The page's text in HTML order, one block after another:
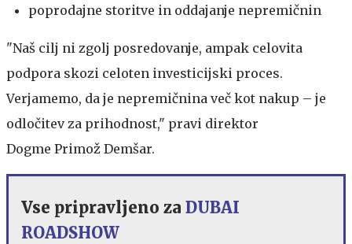
poprodajne storitve in oddajanje nepremičnin
"Naš cilj ni zgolj posredovanje, ampak celovita
podpora skozi celoten investicijski proces.
Verjamemo, da je nepremičnina več kot nakup – je
odločitev za prihodnost," pravi direktor
Dogme Primož Demšar.
Vse pripravljeno za DUBAI
ROADSHOW